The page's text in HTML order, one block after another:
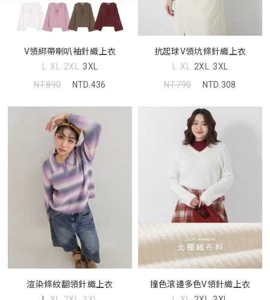
V領綁帶喇叭袖針織上衣
L XL 2XL 3XL
NT.890
NTD.436
抗起球V領坑條針織上衣
L XL 2XL 3XL
NT.790
NTD.308
渲染條紋翻領針織上衣
撞色滾邊多色V領針織上衣